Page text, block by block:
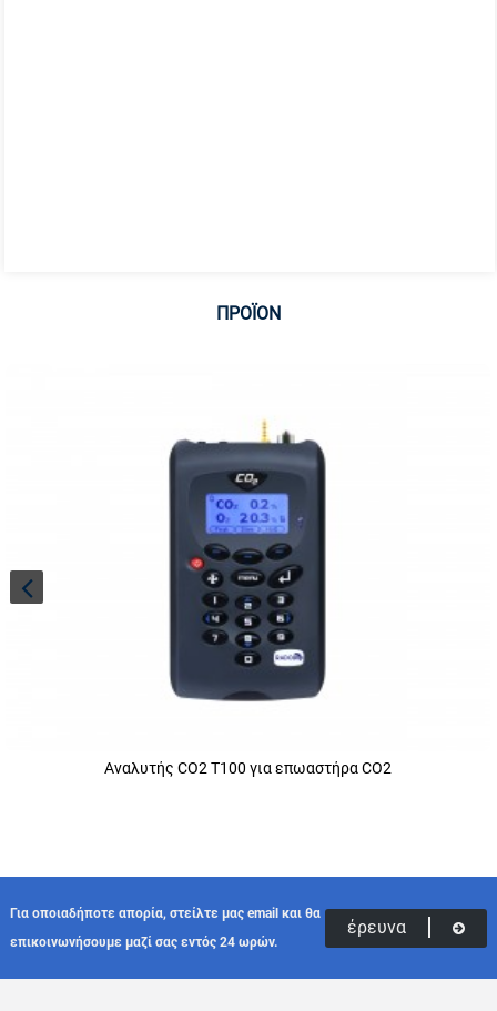
ΠΡΟΪΌΝ
Αναλυτής CO2 T100 για επωαστήρα CO2
Για οποιαδήποτε απορία, στείλτε μας email και θα
επικοινωνήσουμε μαζί σας εντός 24 ωρών.
έρευνα